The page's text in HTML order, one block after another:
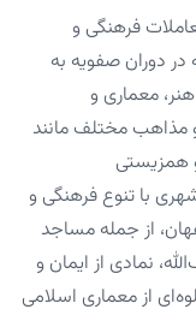
فرهنگی و
دوران صفویه به
معماری و
مذاهب مختلف مانند
همزیستی
با تنوع فرهنگی و
از جمله مساجد
نمادی از ایمان و
از معماری اسلامی